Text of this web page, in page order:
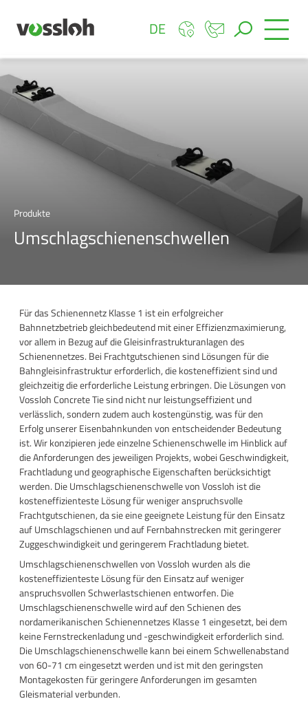
DE
Produkte
Umschlagschienenschwellen
Für das Schienennetz Klasse 1 ist ein erfolgreicher
Bahnnetzbetrieb gleichbedeutend mit einer Effizienzmaximierung,
vor allem in Bezug auf die Gleisinfrastrukturanlagen des
Schienennetzes. Bei Frachtgutschienen sind Lösungen für die
Bahngleisinfrastruktur erforderlich, die kosteneffizient sind und
gleichzeitig die erforderliche Leistung erbringen. Die Lösungen von
Vossloh Concrete Tie sind nicht nur leistungseffizient und
verlässlich, sondern zudem auch kostengünstig, was für den
Erfolg unserer Eisenbahnkunden von entscheidender Bedeutung
ist. Wir konzipieren jede einzelne Schienenschwelle im Hinblick auf
die Anforderungen des jeweiligen Projekts, wobei Geschwindigkeit,
Frachtladung und geographische Eigenschaften berücksichtigt
werden. Die Umschlagschienenschwelle von Vossloh ist die
kosteneffizienteste Lösung für weniger anspruchsvolle
Frachtgutschienen, da sie eine geeignete Leistung für den Einsatz
auf Umschlagschienen und auf Fernbahnstrecken mit geringerer
Zuggeschwindigkeit und geringerem Frachtladung bietet.
Umschlagschienenschwellen von Vossloh wurden als die
kosteneffizienteste Lösung für den Einsatz auf weniger
anspruchsvollen Schwerlastschienen entworfen. Die
Umschlagschienenschwelle wird auf den Schienen des
nordamerikanischen Schienennetzes Klasse 1 eingesetzt, bei dem
keine Fernstreckenladung und -geschwindigkeit erforderlich sind.
Die Umschlagschienenschwelle kann bei einem Schwellenabstand
von 60-71 cm eingesetzt werden und ist mit den geringsten
Montagekosten für geringere Anforderungen im gesamten
Gleismaterial verbunden.